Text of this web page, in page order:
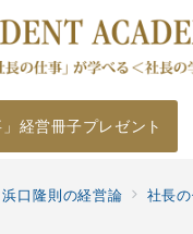
経営冊子プレゼント
浜口隆則の経営論 社長